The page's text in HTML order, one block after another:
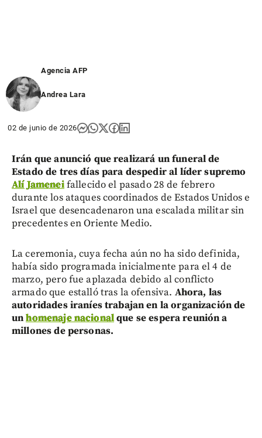
Agencia AFP
Andrea Lara
02 de junio de 2026
Irán que anunció que realizará un funeral de
Estado de tres días para despedir al líder supremo
Alí Jameneifallecido el pasado 28 de febrero
durante los ataques coordinados de Estados Unidos e
Israel que desencadenaron una escalada militar sin
precedentes en Oriente Medio.
La ceremonia, cuya fecha aún no ha sido definida,
había sido programada inicialmente para el 4 de
marzo, pero fue aplazada debido al conflicto
armado que estalló tras la ofensiva. Ahora, las
autoridades iraníes trabajan en la organización de
unhomenaje nacionalque se espera reunión a
millones de personas.